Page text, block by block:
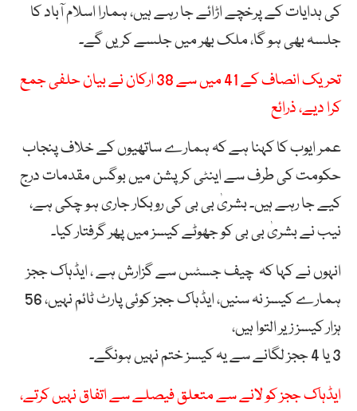
کی ہدایات کے پرخچے اڑائے جا رہے ہیں، ہمارا اسلام آباد کا
جلسہ بھی ہو گا، ملک بھر میں جلسے کریں گے۔
تحریک انصاف کے 41 میں سے 38 ارکان نے بیان حلفی جمع
کرا دیے، ذرائع
عمر ایوب کا کہنا ہے کہ ہمارے ساتھیوں کے خلاف پنجاب
حکومت کی طرف سے اینٹی کرپشن میں بوگس مقدمات درج
کیے جا رہے ہیں۔ بشریٰ بی بی کی روبکار جاری ہو چکی ہے،
نیب نے بشریٰ بی بی کو جھوٹے کیسز میں پھر گرفتار کیا۔
انہوں نے کہا کہ چیف جسٹس سے گزارش ہے ، ایڈہاک ججز
ہمارے کیسز نہ سنیں، ایڈہاک ججز کوئی پارٹ ٹائم نہیں، 56
ہزار کیسز زیر التوا ہیں،
3 یا 4 ججز لگانے سے یہ کیسز ختم نہیں ہونگے۔
ایڈہاک ججز کو لانے سے متعلق فیصلے سے اتفاق نہیں کرتے،